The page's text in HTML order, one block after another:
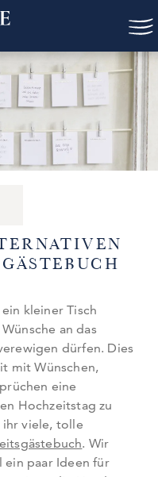
kleiner Tisch
an das
dürfen. Dies
mit Wünschen,
eine
Hochzeitstag zu
ihr viele, tolle
. Wir
ein paar Ideen für